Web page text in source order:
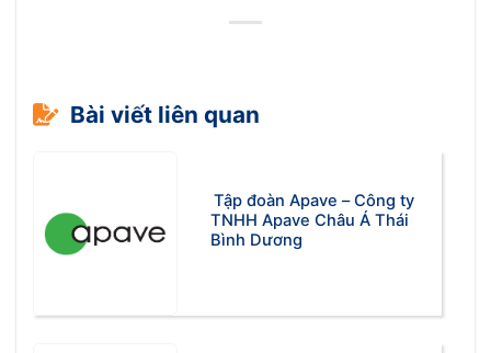
Bài viết liên quan
Tập đoàn Apave – Công ty
TNHH Apave Châu Á Thái
Bình Dương